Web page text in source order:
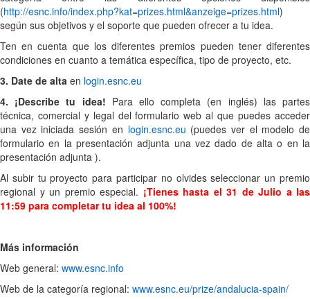
(http://esnc.info/index.php?kat=prizes.html&anzeige=prizes.html)
según sus objetivos y el soporte que pueden ofrecer a tu idea.
Ten en cuenta que los diferentes premios pueden tener diferentes
condiciones en cuanto a temática específica, tipo de proyecto, etc.
3. Date de alta en login.esnc.eu
4. ¡Describe tu idea! Para ello completa (en inglés) las partes
técnica, comercial y legal del formulario web al que puedes acceder
una vez iniciada sesión en login.esnc.eu (puedes ver el modelo de
formulario en la presentación adjunta una vez dado de alta o en la
presentación adjunta ).
Al subir tu proyecto para participar no olvides seleccionar un premio
regional y un premio especial. ¡Tienes hasta el 31 de Julio a las
11:59 para completar tu idea al 100%!
Más información
Web general: www.esnc.info
Web de la categoría regional: www.esnc.eu/prize/andalucia-spain/